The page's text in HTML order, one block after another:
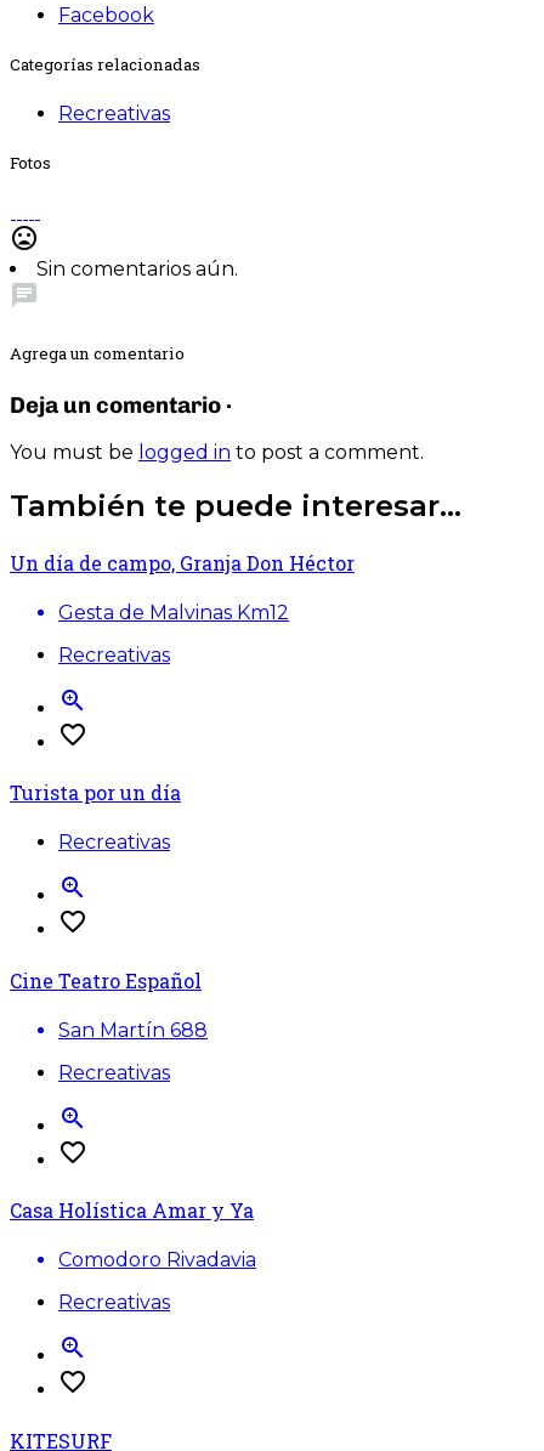
Facebook
Categorías relacionadas
Recreativas
Fotos
mood_bad
Sin comentarios aún.
chat
Agrega un comentario
Deja un comentario ·
You must be logged in to post a comment.
También te puede interesar...
Un día de campo, Granja Don Héctor
Gesta de Malvinas Km12
Recreativas
zoom_in
favorite_border
Turista por un día
Recreativas
zoom_in
favorite_border
Cine Teatro Español
San Martín 688
Recreativas
zoom_in
favorite_border
Casa Holística Amar y Ya
Comodoro Rivadavia
Recreativas
zoom_in
favorite_border
KITESURF